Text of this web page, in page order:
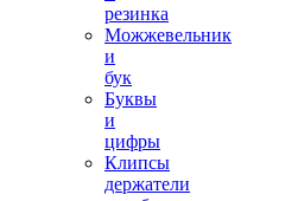
резинка
Можжевельник
и
бук
Буквы
и
цифры
Клипсы
держатели